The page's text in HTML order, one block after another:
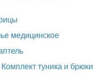
медицинское
Комплект туника и брюки